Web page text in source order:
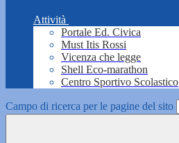
Attività
Portale Ed. Civica
Must Itis Rossi
Vicenza che legge
Shell Eco-marathon
Centro Sportivo Scolastico
Campo di ricerca per le pagine del sito